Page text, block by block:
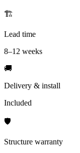
🏗️
Lead time
8–12 weeks
🚚
Delivery & install
Included
🛡️
Structure warranty